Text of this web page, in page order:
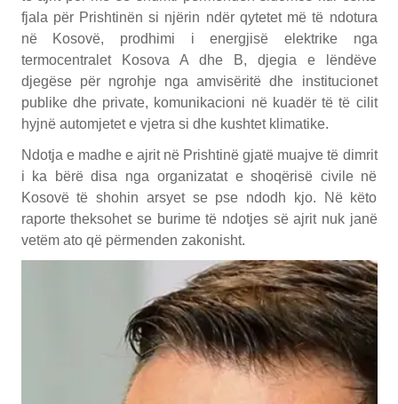
fjala për Prishtinën si njërin ndër qytetet më të ndotura
në Kosovë, prodhimi i energjisë elektrike nga
termocentralet Kosova A dhe B, djegia e lëndëve
djegëse për ngrohje nga amvisëritë dhe institucionet
publike dhe private, komunikacioni në kuadër të të cilit
hyjnë automjetet e vjetra si dhe kushtet klimatike.
Ndotja e madhe e ajrit në Prishtinë gjatë muajve të dimrit
i ka bërë disa nga organizatat e shoqërisë civile në
Kosovë të shohin arsyet se pse ndodh kjo. Në këto
raporte theksohet se burime të ndotjes së ajrit nuk janë
vetëm ato që përmenden zakonisht.